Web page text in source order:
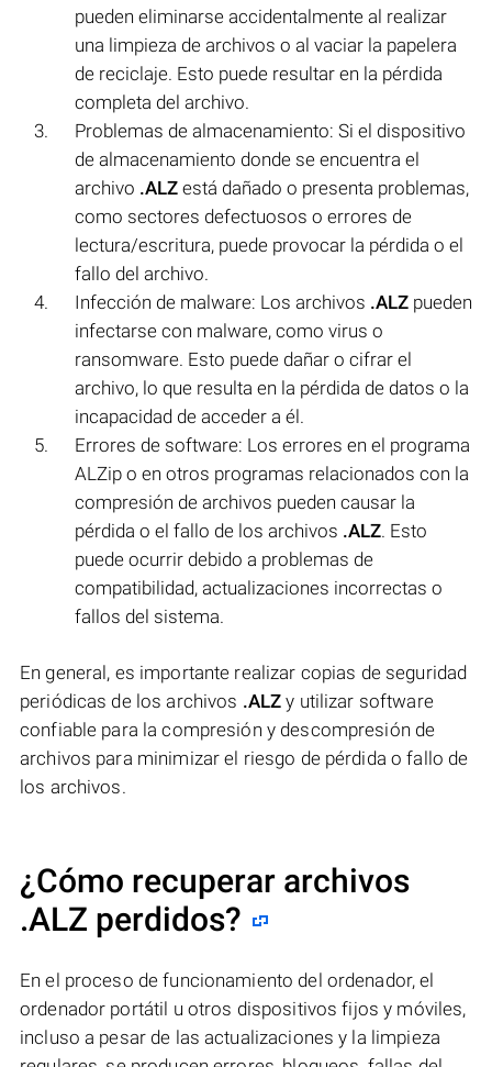
pueden eliminarse accidentalmente al realizar
una limpieza de archivos o al vaciar la papelera
de reciclaje. Esto puede resultar en la pérdida
completa del archivo.
Problemas de almacenamiento: Si el dispositivo
de almacenamiento donde se encuentra el
archivo .ALZ está dañado o presenta problemas,
como sectores defectuosos o errores de
lectura/escritura, puede provocar la pérdida o el
fallo del archivo.
Infección de malware: Los archivos .ALZ pueden
infectarse con malware, como virus o
ransomware. Esto puede dañar o cifrar el
archivo, lo que resulta en la pérdida de datos o la
incapacidad de acceder a él.
Errores de software: Los errores en el programa
ALZip o en otros programas relacionados con la
compresión de archivos pueden causar la
pérdida o el fallo de los archivos .ALZ. Esto
puede ocurrir debido a problemas de
compatibilidad, actualizaciones incorrectas o
fallos del sistema.
En general, es importante realizar copias de seguridad
periódicas de los archivos .ALZ y utilizar software
confiable para la compresión y descompresión de
archivos para minimizar el riesgo de pérdida o fallo de
los archivos.
¿Cómo recuperar archivos
.ALZ perdidos?
En el proceso de funcionamiento del ordenador, el
ordenador portátil u otros dispositivos fijos y móviles,
incluso a pesar de las actualizaciones y la limpieza